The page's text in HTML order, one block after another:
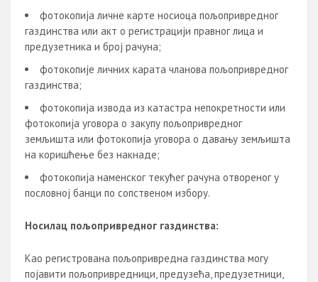
фотокопија личне карте носиоца пољопривредног
газдинства или акт о регистрацији правног лица и
предузетника и број рачуна;
фотокопије личних карата чланова пољопривредног
газдинства;
фотокопија извода из катастра непокретности или
фотокопија уговора о закупу пољопривредног
земљишта или фотокопија уговора о давању земљишта
на коришћење без накнаде;
фотокопија наменског текућег рачуна отвореног у
пословној банци по сопственом избору.
Носилац пољопривредног газдинства:
Као регистрована пољопривредна газдинства могу
појавити пољопривредници, предузећа, предузетници,